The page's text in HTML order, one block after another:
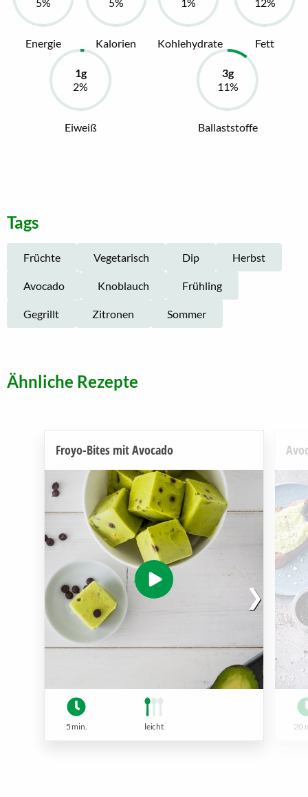
Energie Kalorien Kohlehydrate Fett
Eiweiß Ballaststoffe
Tags
Früchte Vegetarisch Dip Herbst
Avocado Knoblauch Frühling
Gegrillt Zitronen Sommer
Ähnliche Rezepte
Froyo-Bites mit Avocado
5 min. leicht 20